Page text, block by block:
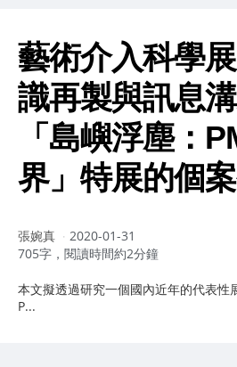
藝術介入科學
識再製與訊息溝
「島嶼浮塵：
界」特展的個
作
者：
張婉真
2020-01-31
705字，閱讀時間約2分鐘
本文擬透過研究一個國內近年的代表性
P...